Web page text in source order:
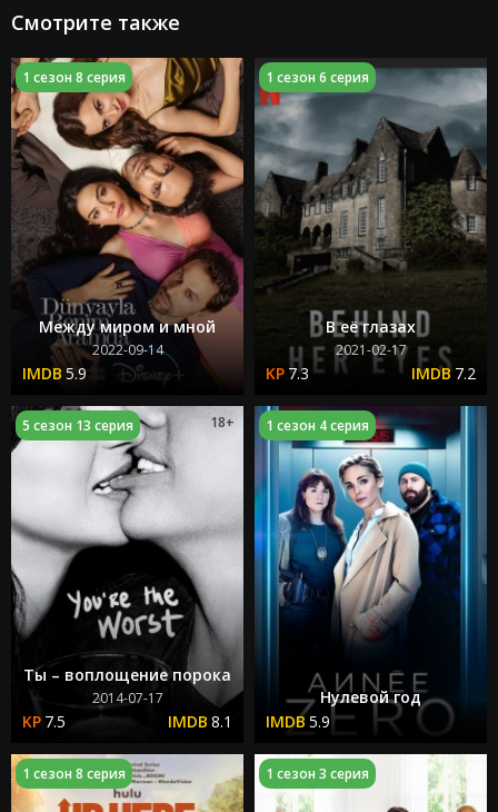
Смотрите также
Между миром и мной
2022-09-14
5.9
1 сезон 8 серия
В её глазах
2021-02-17
7.3 7.2
1 сезон 6 серия
Ты – воплощение порока
2014-07-17
7.5 8.1
5 сезон 13 серия 18+
Нулевой год
5.9
1 сезон 4 серия
1 сезон 8 серия 1 сезон 3 серия